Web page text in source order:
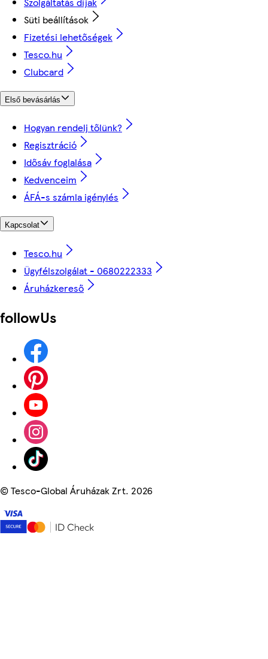
Süti beállítások
Fizetési lehetőségek
Tesco.hu
Clubcard
Első bevásárlás
Hogyan rendelj tőlünk?
Regisztráció
Idősáv foglalása
Kedvenceim
ÁFÁ-s számla igénylés
Kapcsolat
Tesco.hu
Ügyfélszolgálat - 0680222333
Áruházkereső
followUs
©Tesco-Global Áruházak Zrt. 2026